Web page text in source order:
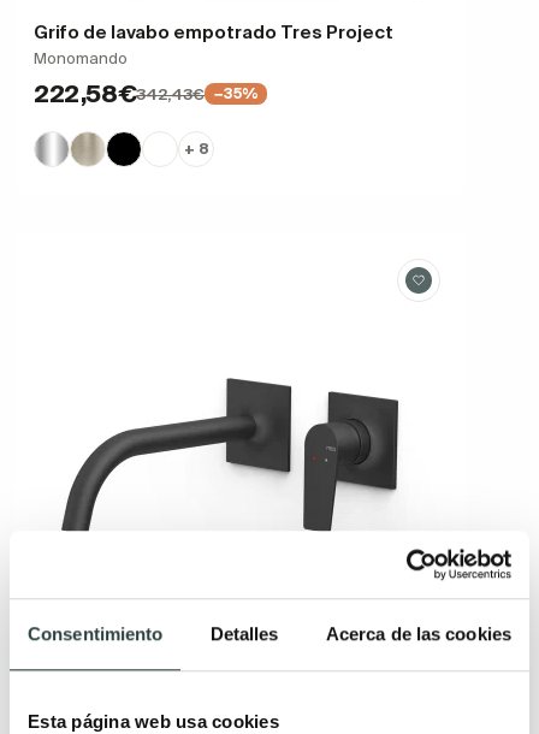
Consentimiento Detalles Acerca de las cookies
Esta página web usa cookies
Grifo de lavabo empotrado Tres Project
Monomando
222,58€342,43€ −35%
+ 8
Monomando pieza vista caño largo